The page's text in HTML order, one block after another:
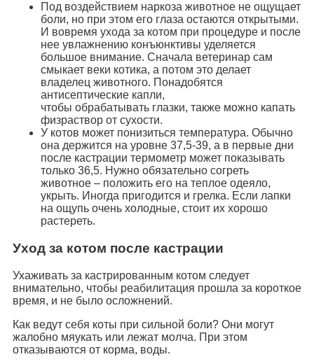
Под воздействием наркоза животное не ощущает
боли, но при этом его глаза остаются открытыми.
И вовремя ухода за котом при процедуре и после
нее увлажнению конъюнктивы уделяется
большое внимание. Сначала ветеринар сам
смыкает веки котика, а потом это делает
владелец животного. Понадобятся
антисептические капли,
чтобы обрабатывать глазки, также можно капать
физраствор от сухости.
У котов может понизиться температура. Обычно
она держится на уровне 37,5-39, а в первые дни
после кастрации термометр может показывать
только 36,5. Нужно обязательно согреть
животное – положить его на теплое одеяло,
укрыть. Иногда пригодится и грелка. Если лапки
на ощупь очень холодные, стоит их хорошо
растереть.
Уход за котом после кастрации
Ухаживать за кастрированным котом следует
внимательно, чтобы реабилитация прошла за короткое
время, и не было осложнений.
Как ведут себя коты при сильной боли? Они могут
жалобно мяукать или лежат молча. При этом
отказываются от корма, воды.